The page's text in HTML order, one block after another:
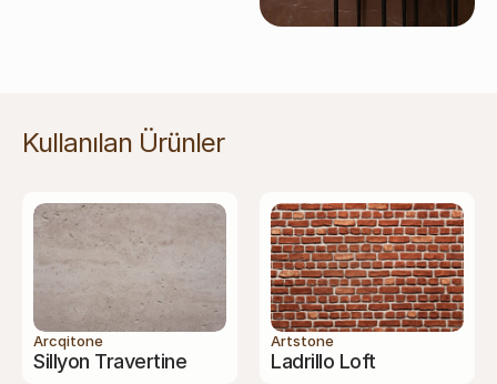
Kullanılan Ürünler
Arcqitone
Sillyon Travertine
Artstone
Ladrillo Loft